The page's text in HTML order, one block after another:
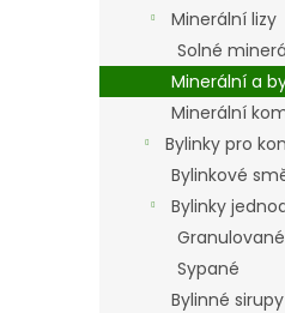
l
Minerální lizy
Solné
Minerální a
Minerální
Bylinky pro
Bylinkové
Bylinky
Granulované
Sypané
Bylinné sirupy